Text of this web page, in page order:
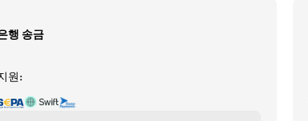
행 송금
원: